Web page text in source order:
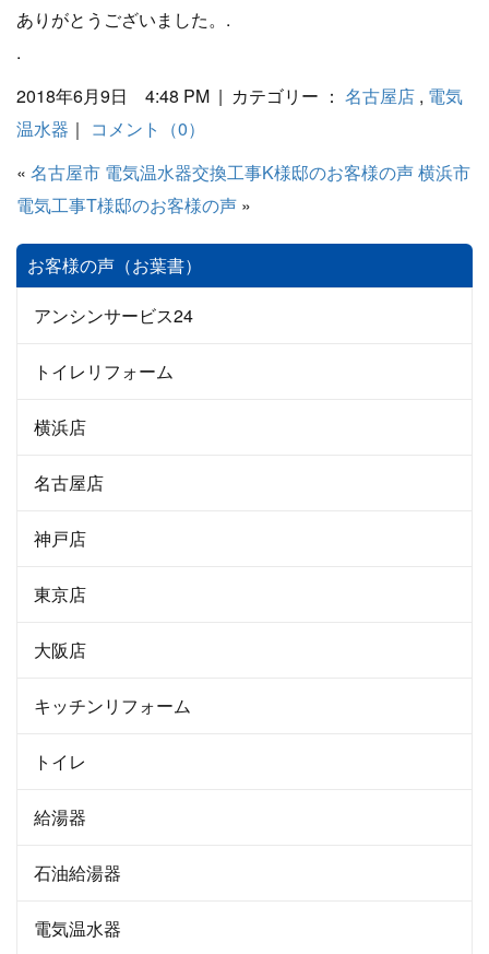
ありがとうございました。.
.
2018年6月9日 4:48 PM | カテゴリー ： 名古屋店 , 電気
温水器 ｜ コメント（0）
« 名古屋市 電気温水器交換工事K様邸のお客様の声横浜市
電気工事T様邸のお客様の声 »
お客様の声（お葉書）
アンシンサービス24
トイレリフォーム
横浜店
名古屋店
神戸店
東京店
大阪店
キッチンリフォーム
トイレ
給湯器
石油給湯器
電気温水器